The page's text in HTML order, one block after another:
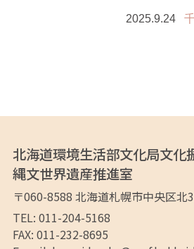
2025.9.24
北海道環境生活部文化局文化
縄文世界遺産推進室
〒060-8588北海道札幌市中央区北
TEL: 011-204-5168
FAX: 011-232-8695